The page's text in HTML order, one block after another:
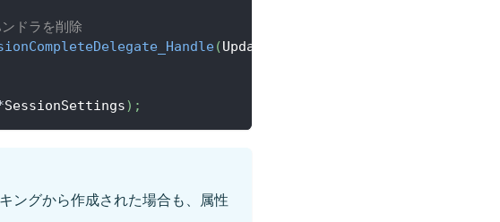
ドラを削除
(UpdateSessionCompleteHandle
SessionSettings) ;
ングから作成された場合も、属性